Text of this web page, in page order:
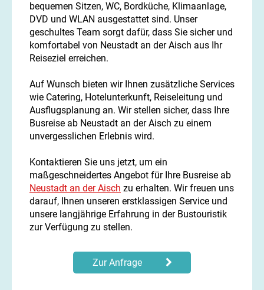
bequemen Sitzen, WC, Bordküche, Klimaanlage,
DVD und WLAN ausgestattet sind. Unser
geschultes Team sorgt dafür, dass Sie sicher und
komfortabel von Neustadt an der Aisch aus Ihr
Reiseziel erreichen.
Auf Wunsch bieten wir Ihnen zusätzliche Services
wie Catering, Hotelunterkunft, Reiseleitung und
Ausflugsplanung an. Wir stellen sicher, dass Ihre
Busreise ab Neustadt an der Aisch zu einem
unvergesslichen Erlebnis wird.
Kontaktieren Sie uns jetzt, um ein
maßgeschneidertes Angebot für Ihre Busreise ab
Neustadt an der Aisch zu erhalten. Wir freuen uns
darauf, Ihnen unseren erstklassigen Service und
unsere langjährige Erfahrung in der Bustouristik
zur Verfügung zu stellen.
Zur Anfrage